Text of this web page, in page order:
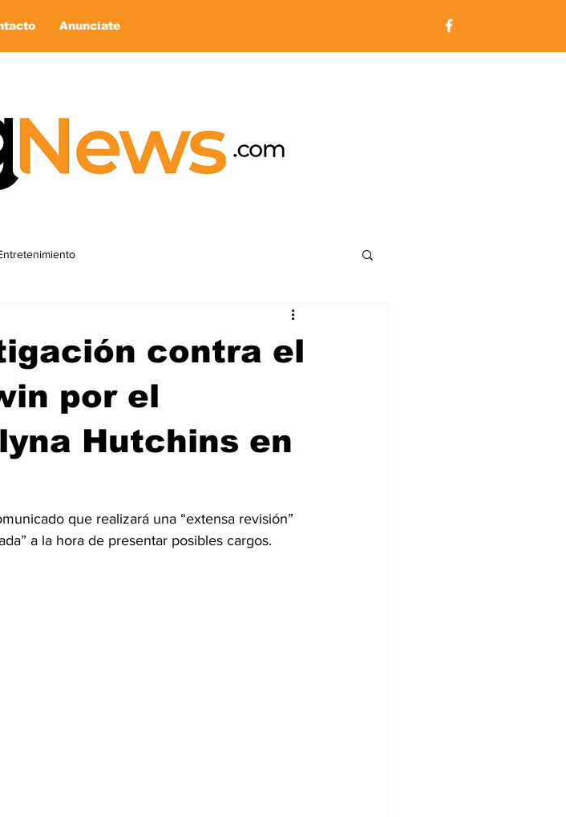
Anunciate
contra el
por el
Hutchins en
que realizará una “extensa revisión”
a la hora de presentar posibles cargos.